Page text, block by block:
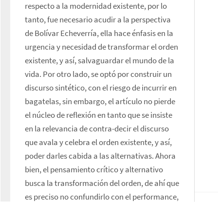
respecto a la modernidad existente, por lo
tanto, fue necesario acudir a la perspectiva
de Bolívar Echeverría, ella hace énfasis en la
urgencia y necesidad de transformar el orden
existente, y así, salvaguardar el mundo de la
vida. Por otro lado, se optó por construir un
discurso sintético, con el riesgo de incurrir en
bagatelas, sin embargo, el artículo no pierde
el núcleo de reflexión en tanto que se insiste
en la relevancia de contra-decir el discurso
que avala y celebra el orden existente, y así,
poder darles cabida a las alternativas. Ahora
bien, el pensamiento crítico y alternativo
busca la transformación del orden, de ahí que
es preciso no confundirlo con el performance,